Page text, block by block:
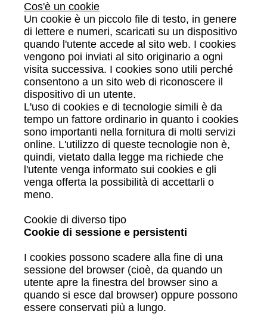
Cos'è un cookie
Un cookie è un piccolo file di testo, in genere
di lettere e numeri, scaricati su un dispositivo
quando l'utente accede al sito web. I cookies
vengono poi inviati al sito originario a ogni
visita successiva. I cookies sono utili perché
consentono a un sito web di riconoscere il
dispositivo di un utente.
L'uso di cookies e di tecnologie simili è da
tempo un fattore ordinario in quanto i cookies
sono importanti nella fornitura di molti servizi
online. L'utilizzo di queste tecnologie non è,
quindi, vietato dalla legge ma richiede che
l'utente venga informato sui cookies e gli
venga offerta la possibilità di accettarli o
meno.
Cookie di diverso tipo
Cookie di sessione e persistenti
I cookies possono scadere alla fine di una
sessione del browser (cioè, da quando un
utente apre la finestra del browser sino a
quando si esce dal browser) oppure possono
essere conservati più a lungo.